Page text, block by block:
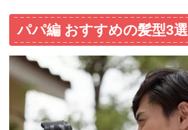
パパ編 おすすめの髪型3選